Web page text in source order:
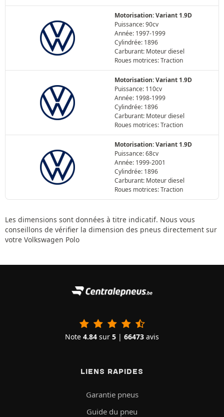
Motorisation: Variant 1.9D
Puissance: 90cv
Année: 1997-1999
Cylindrée: 1896
Carburant: Moteur diesel
Roues motrices: Traction
Motorisation: Variant 1.9D
Puissance: 110cv
Année: 1998-1999
Cylindrée: 1896
Carburant: Moteur diesel
Roues motrices: Traction
Motorisation: Variant 1.9D
Puissance: 68cv
Année: 1999-2001
Cylindrée: 1896
Carburant: Moteur diesel
Roues motrices: Traction
Les dimensions sont données à titre indicatif. Nous vous
conseillons de vérifier la dimension des pneus directement sur
votre Volkswagen Polo
Note 4.84 sur 5 | 66473 avis
LIENS RAPIDES
Garantie pneus
Guide du pneu